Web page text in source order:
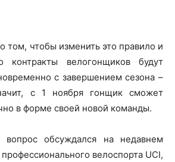
том, чтобы изменить это правило и
контракты велогонщиков будут
с завершением сезона –
с 1 ноября гонщик сможет
в форме своей новой команды.
обсуждался на недавнем
велоспорта UCI,